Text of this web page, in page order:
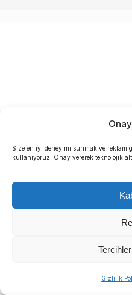
Size en iyi deneyimi sunmak ve reklam
kullanıyoruz. Onay vererek teknolojik
Gizlilik